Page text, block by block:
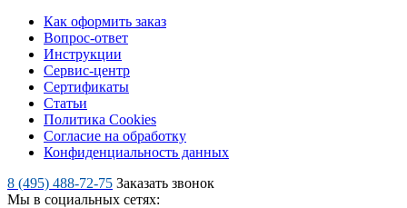
Как оформить заказ
Вопрос-ответ
Инструкции
Сервис-центр
Сертификаты
Статьи
Политика Cookies
Согласие на обработку
Конфиденциальность данных
8 (495) 488-72-75 Заказать звонок
Мы в социальных сетях: